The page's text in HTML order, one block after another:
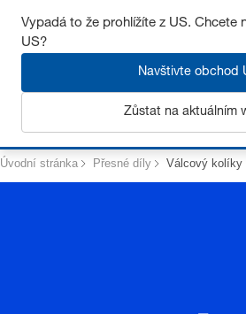
Získejte až 7% slevu – klikněte
Úvodní stránka Přesné díly Válcový kolíky
Vypadá to že prohlížíte z US. Chcete
US?
Navštivte obchod
Zůstat na aktuálním